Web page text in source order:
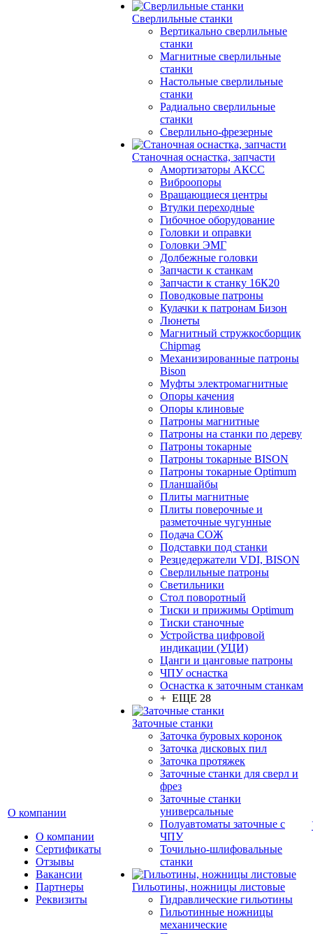
О компании
О компании
Сертификаты
Отзывы
Вакансии
Партнеры
Реквизиты
Сверлильные станки
Вертикально сверлильные
станки
Магнитные сверлильные
станки
Настольные сверлильные
станки
Радиально сверлильные
станки
Сверлильно-фрезерные
Станочная оснастка, запчасти
Амортизаторы АКСС
Виброопоры
Вращающиеся центры
Втулки переходные
Гибочное оборудование
Головки и оправки
Головки ЭМГ
Долбежные головки
Запчасти к станкам
Запчасти к станку 16К20
Поводковые патроны
Кулачки к патронам Бизон
Люнеты
Магнитный стружкосборщик
Chipmag
Механизированные патроны
Bison
Муфты электромагнитные
Опоры качения
Опоры клиновые
Патроны магнитные
Патроны на станки по дереву
Патроны токарные
Патроны токарные BISON
Патроны токарные Optimum
Планшайбы
Плиты магнитные
Плиты поверочные и
разметочные чугунные
Подача СОЖ
Подставки под станки
Резцедержатели VDI, BISON
Сверлильные патроны
Светильники
Стол поворотный
Тиски и прижимы Optimum
Тиски станочные
Устройства цифровой
индикации (УЦИ)
Цанги и цанговые патроны
ЧПУ оснастка
Оснастка к заточным станкам
+ ЕЩЕ 28
Заточные станки
Заточка буровых коронок
Заточка дисковых пил
Заточка протяжек
Заточные станки для сверл и
фрез
Заточные станки
универсальные
Полуавтоматы заточные с
ЧПУ
Точильно-шлифовальные
станки
Гильотины, ножницы листовые
Гидравлические гильотины
Гильотинные ножницы
механические